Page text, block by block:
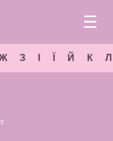
☰
З Й К Л